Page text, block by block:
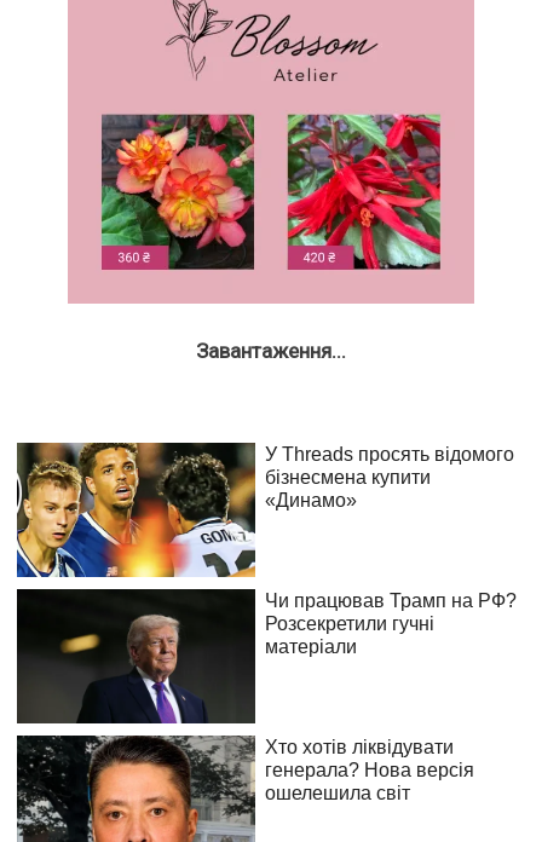
Завантаження...